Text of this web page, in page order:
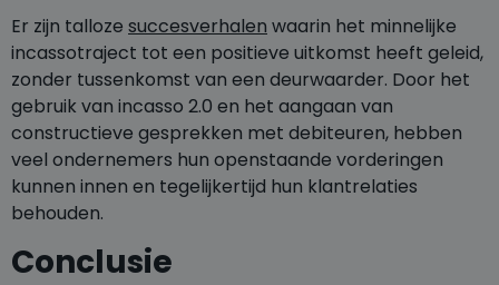
Er zijn talloze succesverhalen waarin het minnelijke
incassotraject tot een positieve uitkomst heeft geleid,
zonder tussenkomst van een deurwaarder. Door het
gebruik van incasso 2.0 en het aangaan van
constructieve gesprekken met debiteuren, hebben
veel ondernemers hun openstaande vorderingen
kunnen innen en tegelijkertijd hun klantrelaties
behouden.
Conclusie